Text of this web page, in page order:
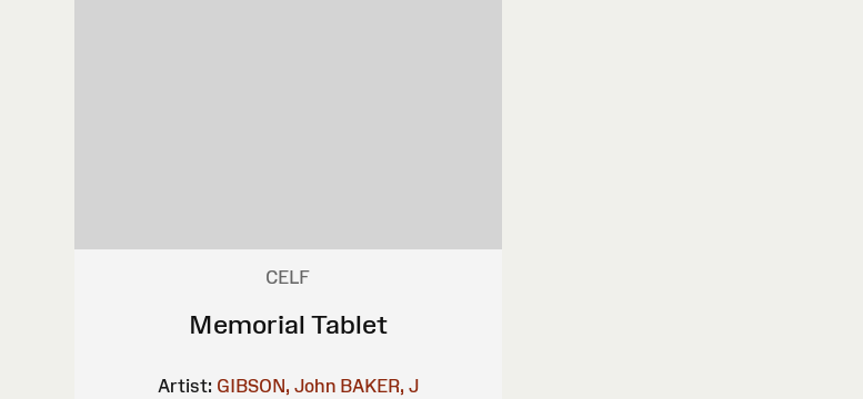
CELF
Memorial Tablet
Artist: GIBSON, John BAKER, J